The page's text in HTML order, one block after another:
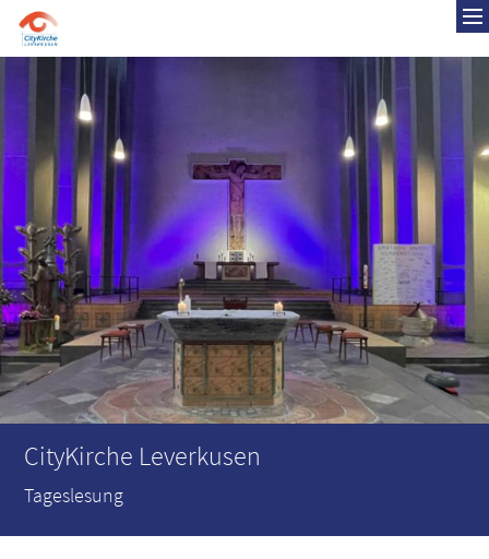
Zum Inhalt springen
CityKirche Leverkusen
Tageslesung